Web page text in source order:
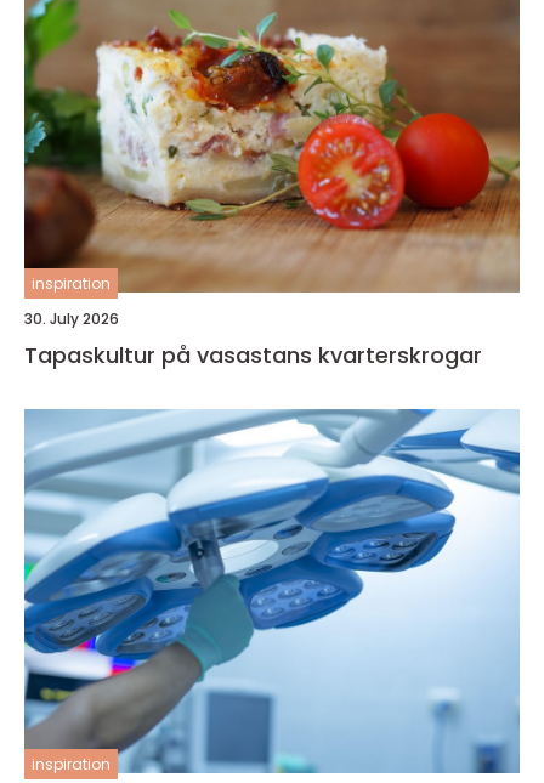
inspiration
30. July 2026
Tapaskultur på vasastans kvarterskrogar
inspiration